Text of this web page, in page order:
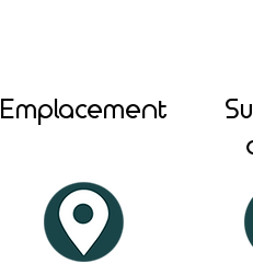
Emplacement